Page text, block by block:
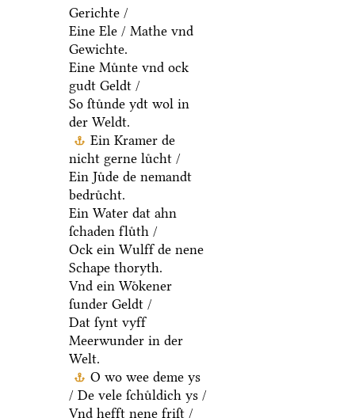
Gerichte /
Eine Ele / Mathe vnd
Gewichte.
Eine Muͤnte vnd ock
gudt Geldt /
So ſtuͤnde ydt wol in
der Weldt.
Ein Kramer de
nicht gerne luͤcht /
Ein Juͤde de nemandt
bedruͤcht.
Ein Water dat ahn
ſchaden fluͤth /
Ock ein Wulff de nene
Schape thoryth.
Vnd ein Woͤkener
ſunder Geldt /
Dat ſynt vyff
Meerwunder in der
Welt.
O wo wee deme ys
/ De vele ſchuͤldich ys /
Vnd hefft nene friſt /